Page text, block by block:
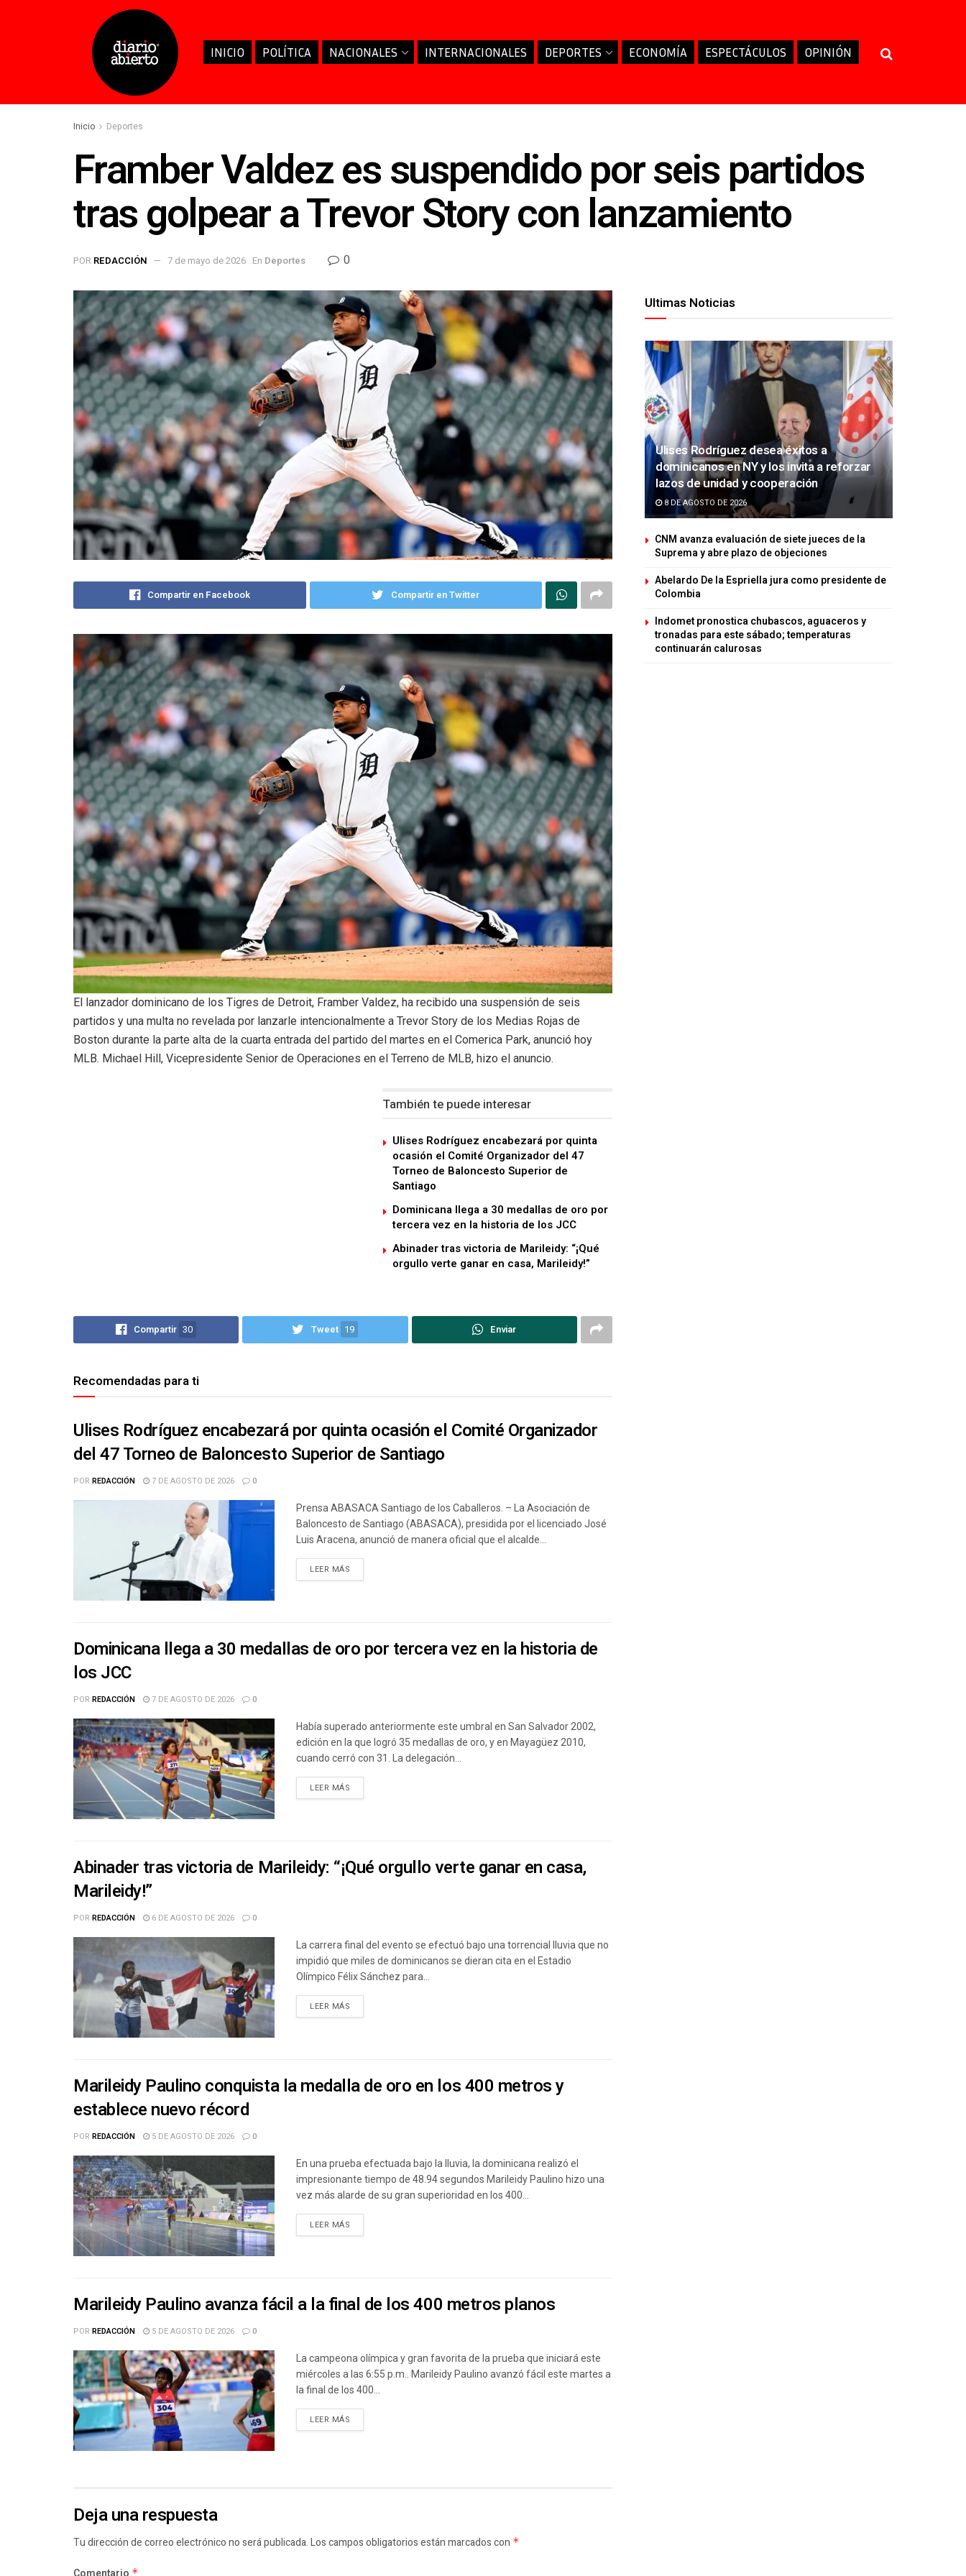
INICIO POLÍTICA NACIONALES INTERNACIONALES DEPORTES ECONOMÍA ESPECTÁCULOS OPINIÓN
Inicio Deportes
Framber Valdez es suspendido por seis partidos
tras golpear a Trevor Story con lanzamiento
POR REDACCIÓN 7 de mayo de 2026 En Deportes 0
Compartir en Facebook Compartir en Twitter
El lanzador dominicano de los Tigres de Detroit, Framber Valdez, ha recibido una suspensión de seis
partidos y una multa no revelada por lanzarle intencionalmente a Trevor Story de los Medias Rojas de
Boston durante la parte alta de la cuarta entrada del partido del martes en el Comerica Park, anunció hoy
MLB. Michael Hill, Vicepresidente Senior de Operaciones en el Terreno de MLB, hizo el anuncio.
También te puede interesar
Ulises Rodríguez encabezará por quinta
ocasión el Comité Organizador del 47
Torneo de Baloncesto Superior de
Santiago
Dominicana llega a 30 medallas de oro por
tercera vez en la historia de los JCC
Abinader tras victoria de Marileidy: “¡Qué
orgullo verte ganar en casa, Marileidy!”
Compartir 30 Tweet 19 Enviar
Recomendadas para ti
Ulises Rodríguez encabezará por quinta ocasión el Comité Organizador
del 47 Torneo de Baloncesto Superior de Santiago
POR REDACCIÓN 7 DE AGOSTO DE 2026 0
Prensa ABASACA Santiago de los Caballeros. – La Asociación de
Baloncesto de Santiago (ABASACA), presidida por el licenciado José
Luis Aracena, anunció de manera oficial que el alcalde...
LEER MÁS
Dominicana llega a 30 medallas de oro por tercera vez en la historia de
los JCC
POR REDACCIÓN 7 DE AGOSTO DE 2026 0
Había superado anteriormente este umbral en San Salvador 2002,
edición en la que logró 35 medallas de oro, y en Mayagüez 2010,
cuando cerró con 31. La delegación...
LEER MÁS
Abinader tras victoria de Marileidy: “¡Qué orgullo verte ganar en casa,
Marileidy!”
POR REDACCIÓN 6 DE AGOSTO DE 2026 0
La carrera final del evento se efectuó bajo una torrencial lluvia que no
impidió que miles de dominicanos se dieran cita en el Estadio
Olímpico Félix Sánchez para...
LEER MÁS
Marileidy Paulino conquista la medalla de oro en los 400 metros y
establece nuevo récord
POR REDACCIÓN 5 DE AGOSTO DE 2026 0
En una prueba efectuada bajo la lluvia, la dominicana realizó el
impresionante tiempo de 48.94 segundos Marileidy Paulino hizo una
vez más alarde de su gran superioridad en los 400...
LEER MÁS
Marileidy Paulino avanza fácil a la final de los 400 metros planos
POR REDACCIÓN 5 DE AGOSTO DE 2026 0
La campeona olímpica y gran favorita de la prueba que iniciará este
miércoles a las 6:55 p.m.. Marileidy Paulino avanzó fácil este martes a
la final de los 400...
LEER MÁS
Deja una respuesta
Tu dirección de correo electrónico no será publicada.Los campos obligatorios están marcados con *
*
Ultimas Noticias
Ulises Rodríguez desea éxitos a
dominicanos en NY y los invita a reforzar
lazos de unidad y cooperación
8 DE AGOSTO DE 2026
CNM avanza evaluación de siete jueces de la
Suprema y abre plazo de objeciones
Abelardo De la Espriella jura como presidente de
Colombia
Indomet pronostica chubascos, aguaceros y
tronadas para este sábado; temperaturas
continuarán calurosas